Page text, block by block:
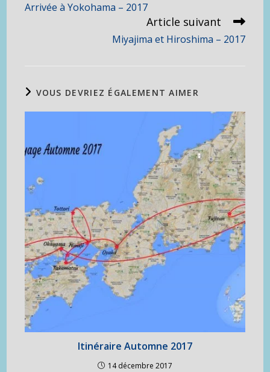
articles
Arrivée à Yokohama – 2017
Article suivant
Miyajima et Hiroshima – 2017
VOUS DEVRIEZ ÉGALEMENT AIMER
Itinéraire Automne 2017
14 décembre 2017